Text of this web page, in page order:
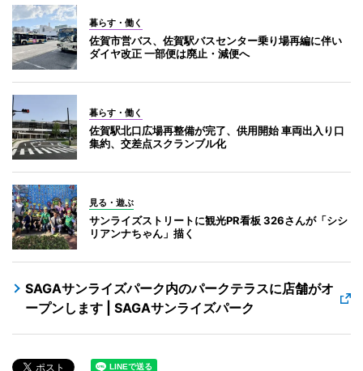
暮らす・働く
佐賀市営バス、佐賀駅バスセンター乗り場再編に伴い
ダイヤ改正 一部便は廃止・減便へ
暮らす・働く
佐賀駅北口広場再整備が完了、供用開始 車両出入り口
集約、交差点スクランブル化
見る・遊ぶ
サンライズストリートに観光PR看板 326さんが「シシ
リアンナちゃん」描く
SAGAサンライズパーク内のパークテラスに店舗がオ
ープンします | SAGAサンライズパーク